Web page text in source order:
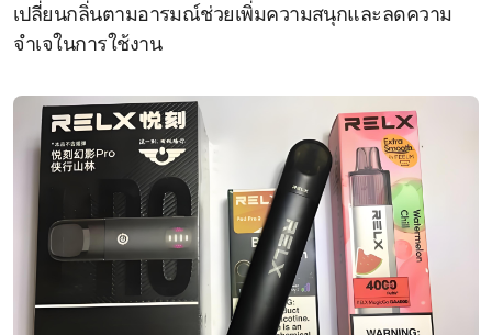
เปลี่ยนกลิ่นตามอารมณ์ช่วยเพิ่มความสนุกและลดความ
จำเจในการใช้งาน